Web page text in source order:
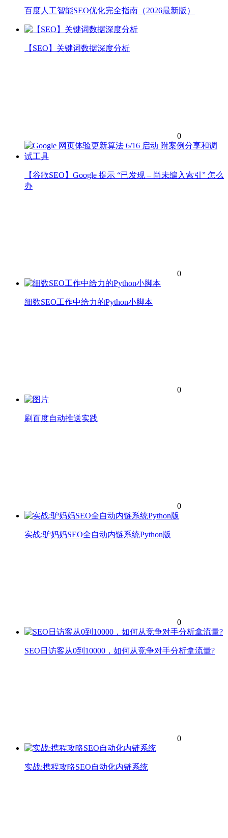
百度人工智能SEO优化完全指南（2026最新版）
【SEO】关键词数据深度分析
0
【谷歌SEO】Google 提示 “已发现 – 尚未编入索引” 怎么
办
0
细数SEO工作中给力的Python小脚本
0
刷百度自动推送实践
0
实战:驴妈妈SEO全自动内链系统Python版
0
SEO日访客从0到10000，如何从竞争对手分析拿流量?
0
实战:携程攻略SEO自动化内链系统